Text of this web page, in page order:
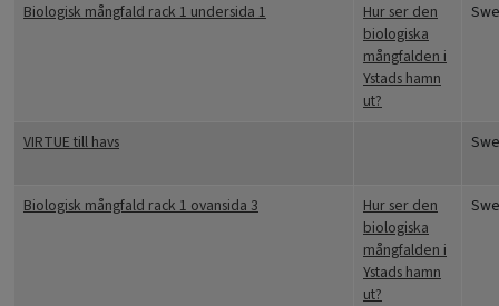
Biologisk mångfald rack 1 undersida 1
Hur ser den
biologiska
mångfalden i
Ystads hamn
ut?
VIRTUE till havs
Biologisk mångfald rack 1 ovansida 3
Hur ser den
biologiska
mångfalden i
Ystads hamn
ut?